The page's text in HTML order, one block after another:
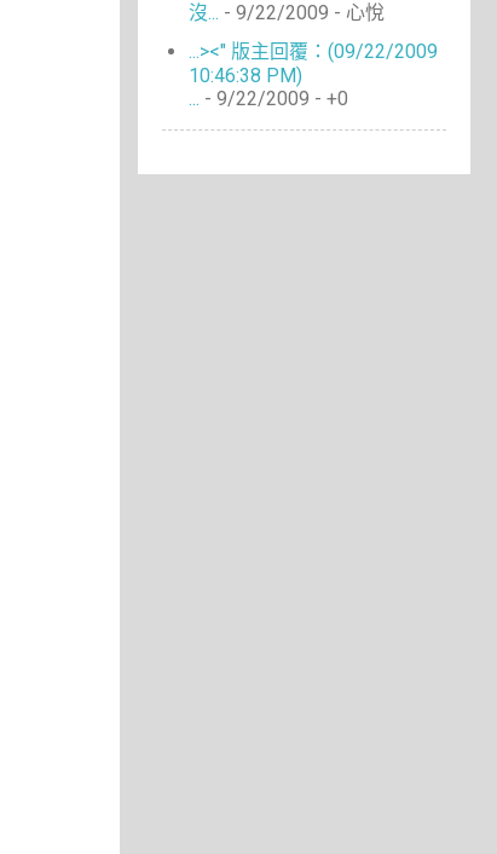
沒... - 9/22/2009 - 心悅
...><" 版主回覆：(09/22/2009
10:46:38 PM)
... - 9/22/2009 - +0